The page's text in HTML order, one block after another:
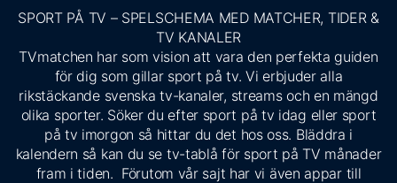
SPORT PÅ TV – SPELSCHEMA MED MATCHER, TIDER &
TV KANALER
TVmatchen har som vision att vara den perfekta guiden
för dig som gillar sport på tv. Vi erbjuder alla
rikstäckande svenska tv-kanaler, streams och en mängd
olika sporter. Söker du efter sport på tv idag eller sport
på tv imorgon så hittar du det hos oss. Bläddra i
kalendern så kan du se tv-tablå för sport på TV månader
fram i tiden. Förutom vår sajt har vi även appar till